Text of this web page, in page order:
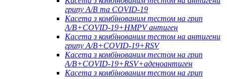
грипу A/B та COVID-19
Касета з комбінованим тестом на грип
A/B+COVID-19+HMPV антиген
Касета з комбінованим тестом на антигени
грипу A/B+COVID-19+RSV
Касета з комбінованим тестом на грип
A/B+COVID-19+RSV+аденоантиген
Касета з комбінованим тестом на грип